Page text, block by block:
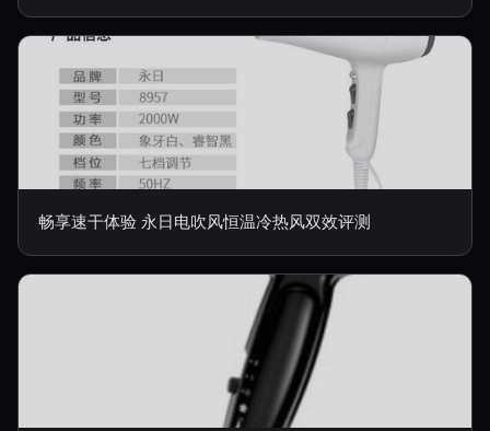
畅享速干体验 永日电吹风恒温冷热风双效评测